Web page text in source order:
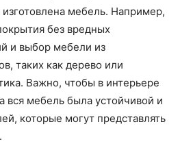
мебель. Например,
без вредных
и выбор мебели из
таких как дерево или
Важно, чтобы в интерьере
вся мебель была устойчивой и
которые могут представлять